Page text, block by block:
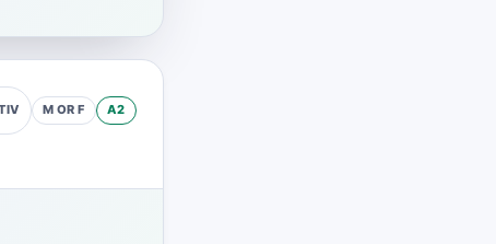
M OR F A2